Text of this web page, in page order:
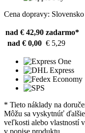
Cena dopravy: Slovensko
nad € 42,90 zadarmo*
nad € 0,00 € 5,29
* Tieto náklady na
Môžu sa vyskytnúť
veľkosti alebo vlastností
v popise produktu.